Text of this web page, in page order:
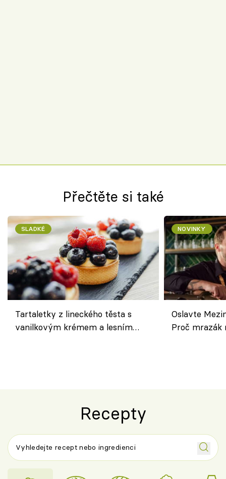
Přečtěte si také
SLADKÉ
Tartaletky z lineckého těsta s
vanilkovým krémem a lesním
NOVINKY
Oslavte
Proč
Recepty